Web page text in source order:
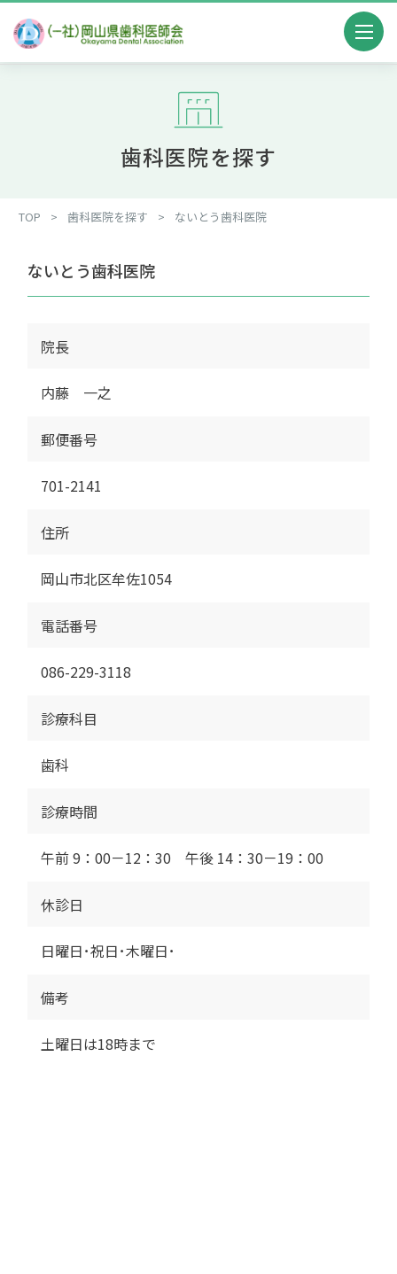
歯科医院を探す
TOP > 歯科医院を探す > ないとう歯科医院
ないとう歯科医院
院長
内藤 一之
郵便番号
701-2141
住所
岡山市北区牟佐1054
電話番号
086-229-3118
診療科目
歯科
診療時間
午前 9：00－12：30 午後 14：30－19：00
休診日
日曜日･祝日･木曜日･
備考
土曜日は18時まで